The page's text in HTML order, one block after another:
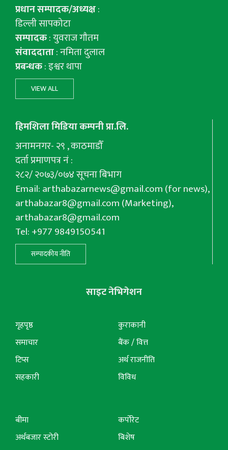
प्रधान सम्पादक/अध्यक्ष:
डिल्ली सापकोटा
सम्पादक: युवराज गाैतम
संवाददाता: नमिता दुलाल
प्रबन्धक: इश्वर थापा
VIEW ALL
हिमशिला मिडिया कम्पनी प्रा.लि.
अनामनगर- २९ , काठमाडौँ
दर्ता प्रमाणपत्र नं :
२८२/ २०७३/०७४ सूचना बिभाग
Email:arthabazarnews@gmail.com(for news),
arthabazar8@gmail.com(Marketing),
arthabazar8@gmail.com
Tel: +977 9849150541
सम्पादकीय नीति
साइट नेभिगेशन
गृहपृष्ठ
समाचार
टिप्स
सहकारी
कुराकानी
बैंक / वित्त
अर्थ राजनीति
विविध
बीमा
अर्थबजार स्टोरी
कर्पोरेट
बिशेष